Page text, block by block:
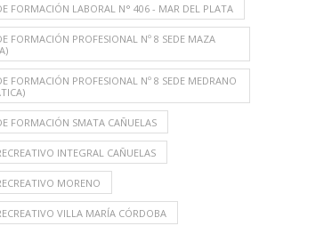
FORMACIÓN LABORAL N° 406 - MAR DEL PLATA
FORMACIÓN PROFESIONAL Nº 8 SEDE MAZA
FORMACIÓN PROFESIONAL Nº 8 SEDE MEDRANO
FORMACIÓN SMATA CAÑUELAS
INTEGRAL CAÑUELAS
MORENO
VILLA MARÍA CÓRDOBA